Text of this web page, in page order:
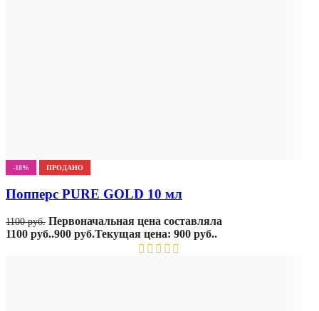
-18% ПРОДАНО
Попперс PURE GOLD 10 мл
1100руб. Первоначальная цена составляла
1100 руб..900 руб.Текущая цена: 900 руб..